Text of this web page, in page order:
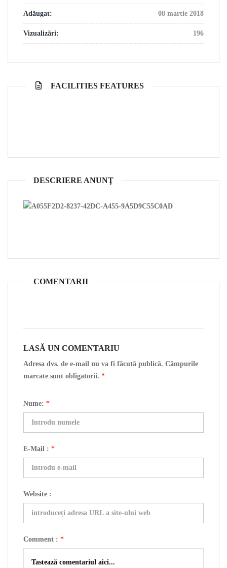
Adăugat: 08 martie 2018
Vizualizări: 196
FACILITIES FEATURES
DESCRIERE ANUNŢ
COMENTARII
LASĂ UN COMENTARIU
Adresa dvs. de e-mail nu va fi făcută publică. Câmpurile
marcate sunt obligatorii. *
Nume: *
E-Mail : *
Website :
Comment : *